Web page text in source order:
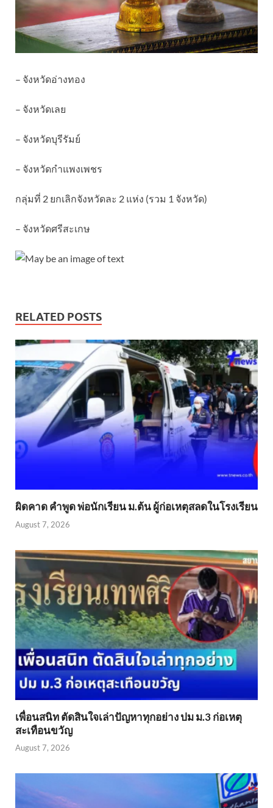
– จังหวัดอ่างทอง
– จังหวัดเลย
– จังหวัดบุรีรัมย์
– จังหวัดกำแพงเพชร
กลุ่มที่ 2 ยกเลิกจังหวัดละ 2 แห่ง (รวม 1 จังหวัด)
– จังหวัดศรีสะเกษ
RELATED POSTS
ผิดคาด คำพูด พ่อนักเรียน ม.ต้น ผู้ก่อเหตุสลดในโรงเรียน
August 7, 2026
เพื่อนสนิท ตัดสินใจเล่าปัญหาทุกอย่าง ปม ม.3 ก่อเหตุ
สะเทือนขวัญ
August 7, 2026